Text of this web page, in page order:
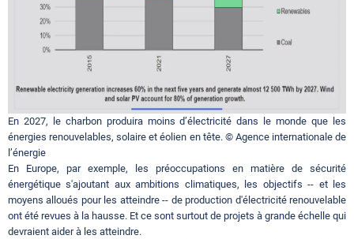
En 2027, le charbon produira moins d’électricité dans le monde que les
énergies renouvelables, solaire et éolien en tête. © Agence internationale de
l’énergie
En Europe, par exemple, les préoccupations en matière de sécurité
énergétique s'ajoutant aux ambitions climatiques, les objectifs -- et les
moyens alloués pour les atteindre -- de production d'électricité renouvelable
ont été revues à la hausse. Et ce sont surtout de projets à grande échelle qui
devraient aider à les atteindre.